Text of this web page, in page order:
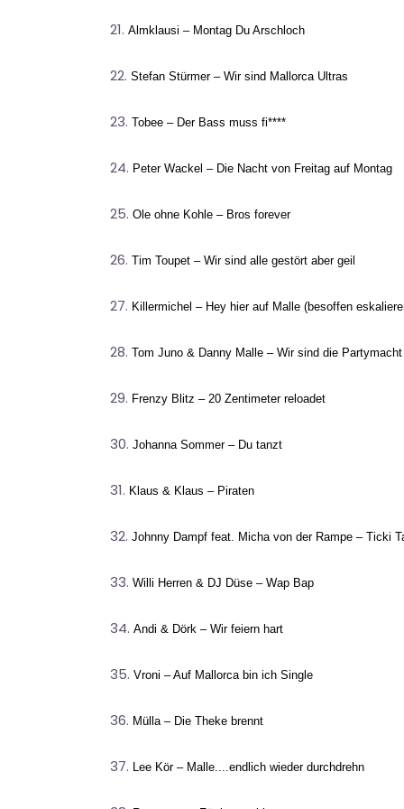
Almklausi – Montag Du Arschloch
Stefan Stürmer – Wir sind Mallorca Ultras
Tobee – Der Bass muss fi****
Peter Wackel – Die Nacht von Freitag auf Montag
Ole ohne Kohle – Bros forever
Tim Toupet – Wir sind alle gestört aber geil
Killermichel – Hey hier auf Malle (besoffen
Tom Juno & Danny Malle – Wir sind die Partymacht
Frenzy Blitz – 20 Zentimeter reloadet
Johanna Sommer – Du tanzt
Klaus & Klaus – Piraten
Johnny Dampf feat. Micha von der Rampe – Ticki
Willi Herren & DJ Düse – Wap Bap
Andi & Dörk – Wir feiern hart
Vroni – Auf Mallorca bin ich Single
Mülla – Die Theke brennt
Lee Kör – Malle....endlich wieder durchdrehn